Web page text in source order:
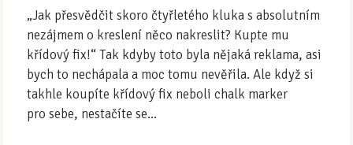
„Jak přesvědčit skoro čtyřletého kluka s absolutním
nezájmem o kreslení něco nakreslit? Kupte mu
křídový fix!“ Tak kdyby toto byla nějaká reklama, asi
bych to nechápala a moc tomu nevěřila. Ale když si
takhle koupíte křídový fix neboli chalk marker
pro sebe, nestačíte se...